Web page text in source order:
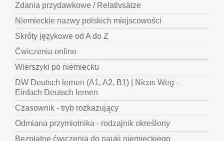
Zdania przydawkowe / Relativsätze
Niemieckie nazwy polskich miejscowości
Skróty językowe od A do Z
Ćwiczenia online
Wierszyki po niemiecku
DW Deutsch lernen (A1, A2, B1) | Nicos Weg –
Einfach Deutsch lernen
Czasownik - tryb rozkazujący
Odmiana przymiotnika - rodzajnik określony
Bezpłatne ćwiczenia do nauki niemieckiego